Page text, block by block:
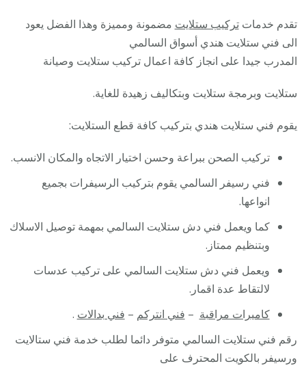
تقدم خدماتتركيب ستلايت مضمونة ومميزة وهذا الفضل يعود
الى فني ستلايت هندي أسواق السالمي
المدرب جيدا على انجاز كافة اعمال تركيب ستلايت وصيانة
ستلايت وبرمجة ستلايت وبتكاليف زهيدة للغاية.
يقوم فني ستلايت هندي بتركيب كافة قطع الستلايت:
تركيب الصحن ببراعة وحسن اختيار الاتجاه والمكان الانسب.
فني رسيفر السالمي يقوم بتركيب الرسيفرات بجميع
انواعها.
كما ويعمل فني دش ستلايت السالمي بمهمة توصيل الاسلاك
وبتنظيم ممتاز.
ويعمل فني دش ستلايت السالمي على تركيب عدسات
لالتقاط عدة اقمار.
كاميرات مراقبة – فني انتركم – فني بدالات .
رقم فني ستلايت السالمي متوفر دائما لطلب خدمة فني ستالايت
ورسيفر بالكويت المحترف على